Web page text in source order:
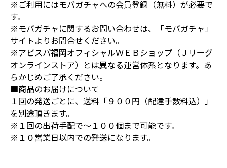
※ご利用にはモバガチャへの会員登録（無料）が必要で
す。
※モバガチャに関するお問い合わせは、「モバガチャ」
サイトよりお問合せください。
※アビスパ福岡オフィシャルＷＥＢショップ（Ｊリーグ
オンラインストア）とは異なる運営体系となります。あ
らかじめご了承ください。
■商品のお届けについて
１回の発送ごとに、送料「９００円（配達手数料込）」
を別途頂きます。
※１回の出荷手配で～１００個まで可能です。
※１０営業日以内での発送になります。